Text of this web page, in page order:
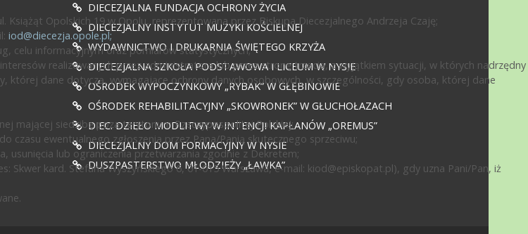
DIECEZJALNA FUNDACJA OCHRONY ŻYCIA
DIECEZJALNY INSTYTUT MUZYKI KOŚCIELNEJ
WYDAWNICTWO I DRUKARNIA ŚWIĘTEGO KRZYŻA
DIECEZJALNA SZKOŁA PODSTAWOWA I LICEUM W NYSIE
OŚRODEK WYPOCZYNKOWY „RYBAK” W GŁĘBINOWIE
OŚRODEK REHABILITACYJNY „SKOWRONEK” W GŁUCHOŁAZACH
DIEC. DZIEŁO MODLITWY W INTENCJI KAPŁANÓW „OREMUS”
DIECEZJALNY DOM FORMACYJNY W NYSIE
DUSZPASTERSTWO MŁODZIEŻY „ŁAWKA”
Opolskich 19 w Opolu, reprezentowana przez Biskupa Diecezjalnego Andrzeja Czaję;
iod@diecezja.opole.pl;
celu informacyjnym oraz pomiarów statystycznych;
realizowanych przez administratora lub przez stronę trzecią, z wyjątkiem sytuacji, w których nadrzędny
dane dotyczą, wymagające ochrony danych osobowych, w szczególności, gdy osoba, której dane
mającej siedzibę poza terytorium Rzeczypospolitej Polskiej;
czasu ewentualnego zgłoszenia przez Pana/Panią skutecznego sprzeciwu;
lub ograniczenia przetwarzania zgodnie z Dekretem;
Skwer kard. Stefana Wyszyńskiego 6, 01-015 Warszawa, e-mail: kiod@episkopat.pl), gdy uzna Pani/Pan, iż